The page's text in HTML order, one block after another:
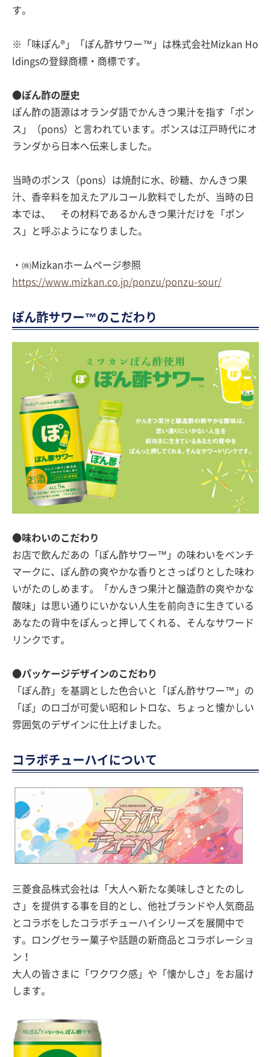
す。
※「味ぽん®」「ぽん酢サワー™」は株式会社Mizkan Ho
ldingsの登録商標・商標です。
●ぽん酢の歴史
ぽん酢の語源はオランダ語でかんきつ果汁を指す「ポン
ス」（pons）と言われています。ポンスは江戸時代にオ
ランダから日本へ伝来しました。
当時のポンス（pons）は焼酎に水、砂糖、かんきつ果
汁、香辛料を加えたアルコール飲料でしたが、当時の日
本では、 その材料であるかんきつ果汁だけを「ポン
ス」と呼ぶようになりました。
・㈱Mizkanホームページ参照
https://www.mizkan.co.jp/ponzu/ponzu-sour/
ぽん酢サワー™のこだわり
●味わいのこだわり
お店で飲んだあの「ぽん酢サワー™」の味わいをベンチ
マークに、ぽん酢の爽やかな香りとさっぱりとした味わ
いがたのしめます。「かんきつ果汁と醸造酢の爽やかな
酸味」は思い通りにいかない人生を前向きに生きている
あなたの背中をぽんっと押してくれる、そんなサワード
リンクです。
●パッケージデザインのこだわり
「ぽん酢」を基調とした色合いと「ぽん酢サワー™」の
「ぽ」のロゴが可愛い昭和レトロな、ちょっと懐かしい
雰囲気のデザインに仕上げました。
コラボチューハイについて
三菱食品株式会社は「大人へ新たな美味しさとたのし
さ」を提供する事を目的とし、他社ブランドや人気商品
とコラボをしたコラボチューハイシリーズを展開中で
す。ロングセラー菓子や話題の新商品とコラボレーショ
ン！
大人の皆さまに「ワクワク感」や「懐かしさ」をお届け
します。